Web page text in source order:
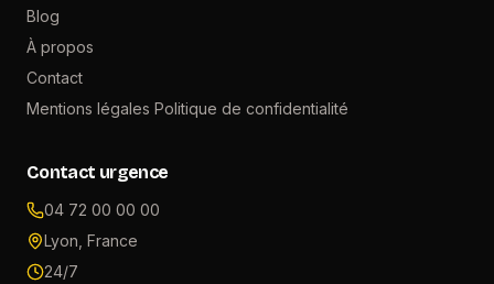
Blog
À propos
Contact
Mentions légales Politique de confidentialité
Contact urgence
04 72 00 00 00
Lyon, France
24/7